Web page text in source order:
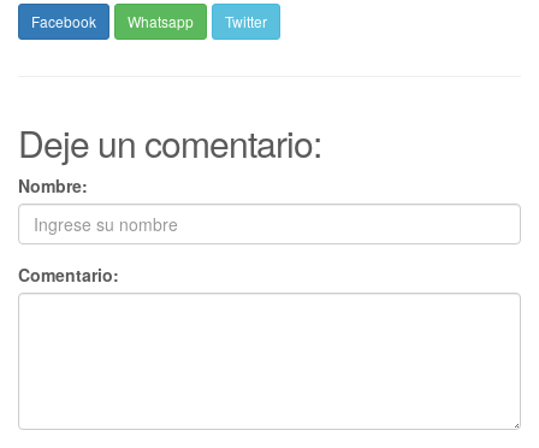
Facebook Whatsapp Twitter
Deje un comentario:
Nombre:
Comentario: